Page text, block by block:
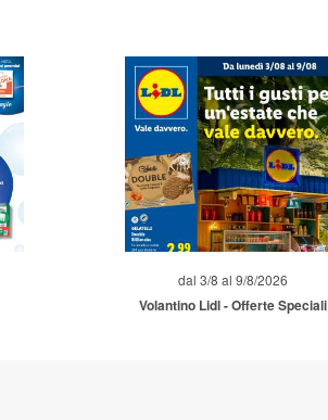
dal 3/8 al 9/8/2026
Volantino Lidl - Offerte Speciali